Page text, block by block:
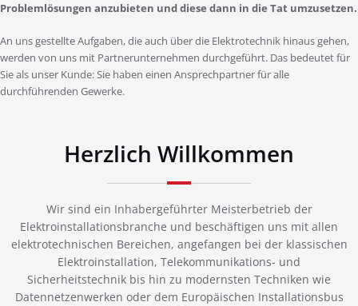
Problemlösungen anzubieten und diese dann in die Tat umzusetzen.
An uns gestellte Aufgaben, die auch über die Elektrotechnik hinaus gehen,
werden von uns mit Partnerunternehmen durchgeführt. Das bedeutet für
Sie als unser Kunde: Sie haben einen Ansprechpartner für alle
durchführenden Gewerke.
Herzlich Willkommen
Wir sind ein Inhabergeführter Meisterbetrieb der
Elektroinstallationsbranche und beschäftigen uns mit allen
elektrotechnischen Bereichen, angefangen bei der klassischen
Elektroinstallation, Telekommunikations- und
Sicherheitstechnik bis hin zu modernsten Techniken wie
Datennetzenwerken oder dem Europäischen Installationsbus